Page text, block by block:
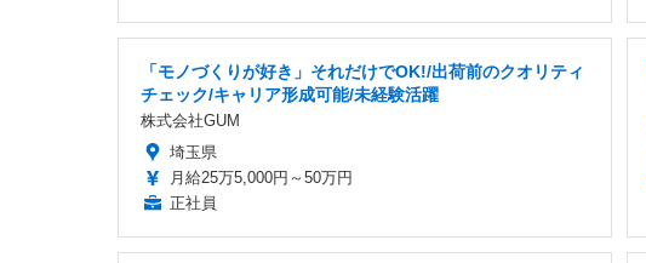
「モノづくりが好き」それだけでOK!/出荷前のクオリティ
チェック/キャリア形成可能/未経験活躍
株式会社GUM
埼玉県
月給25万5,000円～50万円
正社員